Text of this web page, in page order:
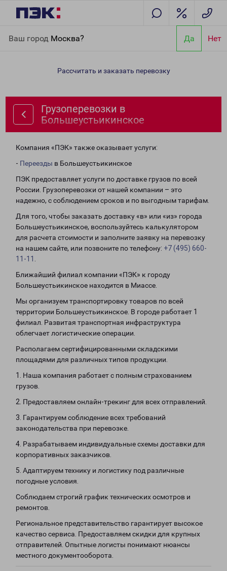
Ваш город Москва? Да Нет
Большеустьикинское
Рассчитать и заказать перевозку
Грузоперевозки в
Большеустьикинское
Компания «ПЭК» также оказывает услуги:
- Переезды в Большеустьикинское
ПЭК предоставляет услуги по доставке грузов по всей
России. Грузоперевозки от нашей компании – это
надежно, с соблюдением сроков и по выгодным тарифам.
Для того, чтобы заказать доставку «в» или «из» города
Большеустьикинское, воспользуйтесь калькулятором
для расчета стоимости и заполните заявку на перевозку
на нашем сайте, или позвоните по телефону: +7 (495) 660-
11-11
Ближайший филиал компании «ПЭК» к городу
Большеустьикинское находится в Миассе.
Мы организуем транспортировку товаров по всей
территории Большеустьикинское. В городе работает 1
филиал. Развитая транспортная инфраструктура
облегчает логистические операции.
Располагаем сертифицированными складскими
площадями для различных типов продукции.
1. Наша компания работает с полным страхованием
грузов.
2. Предоставляем онлайн-трекинг для всех отправлений.
3. Гарантируем соблюдение всех требований
законодательства при перевозке.
4. Разрабатываем индивидуальные схемы доставки для
корпоративных заказчиков.
5. Адаптируем технику и логистику под различные
погодные условия.
Соблюдаем строгий график технических осмотров и
ремонтов.
Региональное представительство гарантирует высокое
качество сервиса. Предоставляем скидки для крупных
отправителей. Опытные логисты понимают нюансы
местного документооборота.